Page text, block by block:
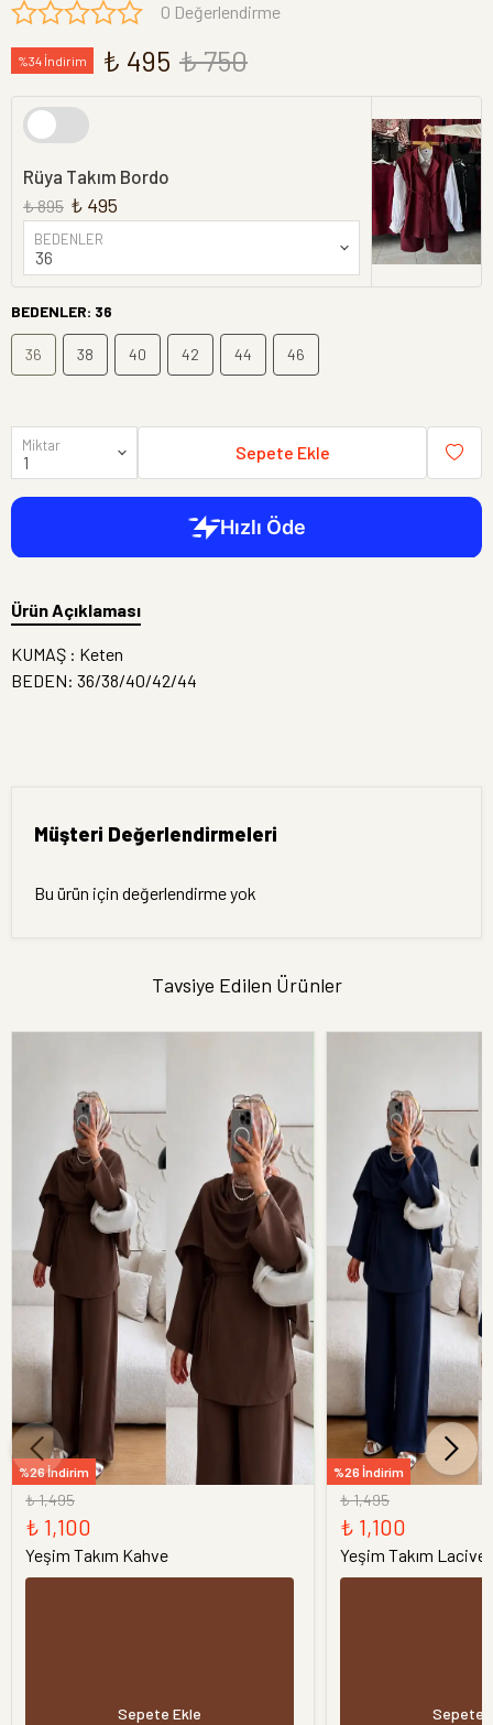
0 Değerlendirme
%34 İndirim ₺ 495 ₺ 750
Rüya Takım Bordo
₺ 895 ₺ 495
BEDENLER
BEDENLER: 36
36 38 40 42 44 46
Miktar Sepete Ekle
Ürün Açıklaması
KUMAŞ : Keten
BEDEN: 36/38/40/42/44
Müşteri Değerlendirmeleri
Bu ürün için değerlendirme yok
Tavsiye Edilen Ürünler
%26 İndirim
₺ 1,495
₺ 1,100
Yeşim Takım Kahve
Sepete Ekle
%26 İndirim
₺ 1,495
₺ 1,100
Yeşim Takım
Sepete